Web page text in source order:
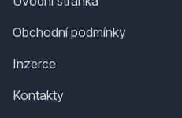
Obchodní podmínky
Inzerce
Kontakty